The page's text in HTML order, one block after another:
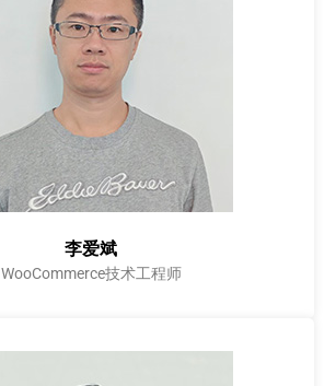
李爱斌
WooCommerce技术工程师